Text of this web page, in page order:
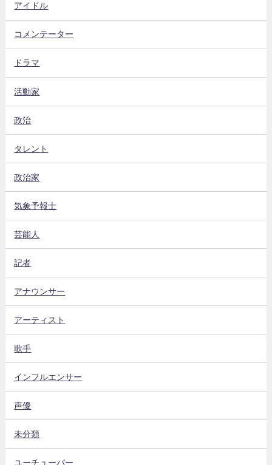
アイドル
コメンテーター
ドラマ
活動家
政治
タレント
政治家
気象予報士
芸能人
記者
アナウンサー
アーティスト
歌手
インフルエンサー
声優
未分類
ユーチューバー